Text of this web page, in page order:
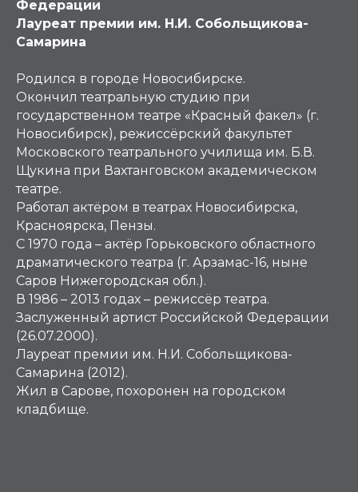
Федерации
Лауреат премии им. Н.И. Собольщикова-
Самарина
Родился в городе Новосибирске.
Окончил театральную студию при
государственном театре «Красный факел» (г.
Новосибирск), режиссёрский факультет
Московского театрального училища им. Б.В.
Щукина при Вахтанговском академическом
театре.
Работал актёром в театрах Новосибирска,
Красноярска, Пензы.
С 1970 года – актёр Горьковского областного
драматического театра (г. Арзамас-16, ныне
Саров Нижегородская обл.).
В 1986 – 2013 годах – режиссёр театра.
Заслуженный артист Российской Федерации
(26.07.2000).
Лауреат премии им. Н.И. Собольщикова-
Самарина (2012).
Жил в Сарове, похоронен на городском
кладбище.